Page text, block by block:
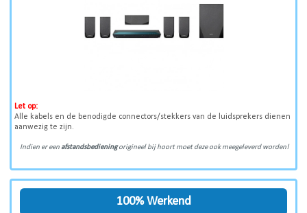
Let op:
Alle kabels en de benodigde connectors/stekkers van de luidsprekers dienen
aanwezig te zijn.
Indien er een afstandsbedieningorigineel bij hoort moet deze ook meegeleverd worden!
100% Werkend